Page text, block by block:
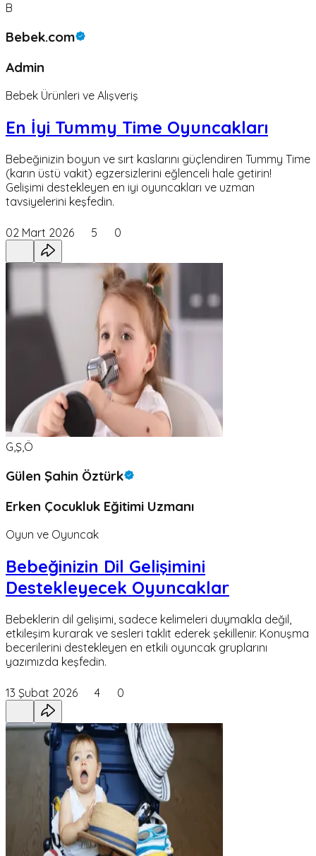
B
Bebek.com
Admin
Bebek Ürünleri ve Alışveriş
En İyi Tummy Time Oyuncakları
Bebeğinizin boyun ve sırt kaslarını güçlendiren Tummy Time
(karın üstü vakit) egzersizlerini eğlenceli hale getirin!
Gelişimi destekleyen en iyi oyuncakları ve uzman
tavsiyelerini keşfedin.
02 Mart 2026 5 0
G,Ş,Ö
Gülen Şahin Öztürk
Erken Çocukluk Eğitimi Uzmanı
Oyun ve Oyuncak
Bebeğinizin Dil Gelişimini
Destekleyecek Oyuncaklar
Bebeklerin dil gelişimi, sadece kelimeleri duymakla değil,
etkileşim kurarak ve sesleri taklit ederek şekillenir. Konuşma
becerilerini destekleyen en etkili oyuncak gruplarını
yazımızda keşfedin.
13 Şubat 2026 4 0